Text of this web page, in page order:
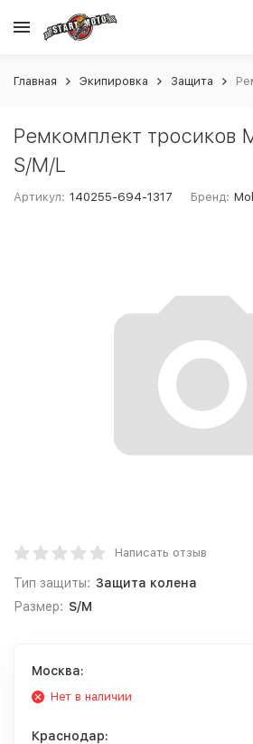
Главная Экипировка Защита
Ремкомплект тросиков
S/M/L
Артикул: 140255-694-1317 Бренд:
Написать отзыв
Тип защиты: Защита колена
Размер: S/M
Москва:
Нет в наличии
Краснодар: